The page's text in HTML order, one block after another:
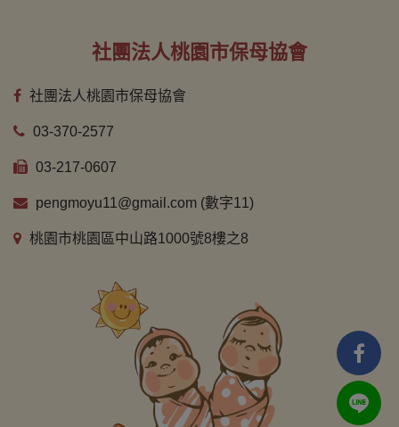
社團法人桃園市保母協會
社團法人桃園市保母協會
03-370-2577
03-217-0607
pengmoyu11@gmail.com (數字11)
桃園市桃園區中山路1000號8樓之8